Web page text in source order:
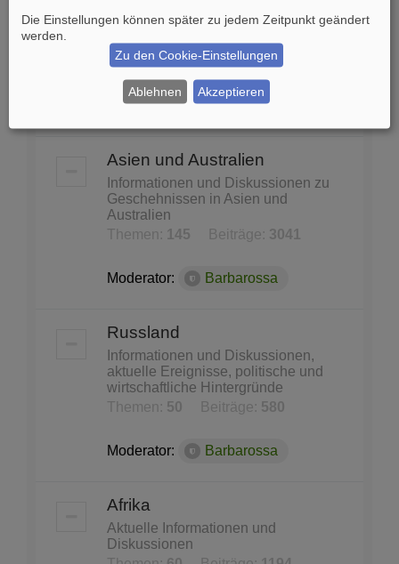
United Nations, Nato, WHO, Unicef,
Unesco...
Themen:87Beiträge:1140
Moderator: Barbarossa
Asien und Australien
Informationen und Diskussionen zu
Geschehnissen in Asien und
Australien
Themen:
145 Beiträge: 3041
Moderator: Barbarossa
Russland
Informationen und Diskussionen,
aktuelle Ereignisse, politische und
wirtschaftliche Hintergründe
Themen: 50 Beiträge: 580
Moderator: Barbarossa
Afrika
Aktuelle Informationen und
Diskussionen
Die Einstellungen können später zu jedem Zeitpunkt geändert
werden.
Zu den Cookie-Einstellungen
Ablehnen Akzeptieren